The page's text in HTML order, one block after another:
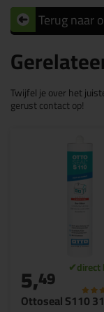
Terug naar
Twijfel je over het
gerust contact op!
Ottoseal S110
5,49